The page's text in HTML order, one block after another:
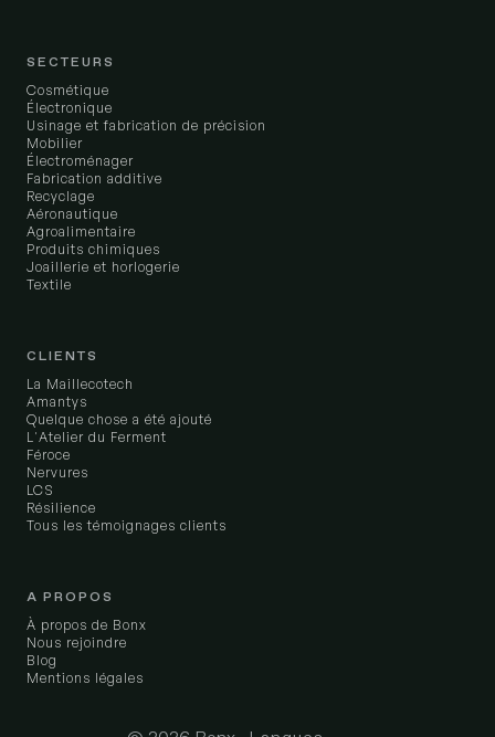
SECTEURS
Cosmétique
Électronique
Usinage et fabrication de précision
Mobilier
Électroménager
Fabrication additive
Recyclage
Aéronautique
Agroalimentaire
Produits chimiques
Joaillerie et horlogerie
Textile
CLIENTS
La Maillecotech
Amantys
Quelque chose a été ajouté
L'Atelier du Ferment
Féroce
Nervures
LCS
Résilience
Tous les témoignages clients
A PROPOS
À propos de Bonx
Nous rejoindre
Blog
Mentions légales